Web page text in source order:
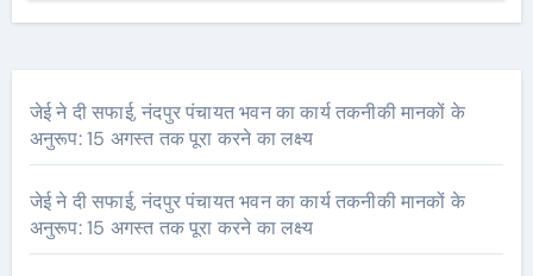
जेई ने दी सफाई, नंदपुर पंचायत भवन का कार्य तकनीकी मानकों के
अनुरूप: 15 अगस्त तक पूरा करने का लक्ष्य
जेई ने दी सफाई, नंदपुर पंचायत भवन का कार्य तकनीकी मानकों के
अनुरूप: 15 अगस्त तक पूरा करने का लक्ष्य